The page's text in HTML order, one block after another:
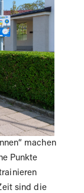
machen
Punkte
sind die